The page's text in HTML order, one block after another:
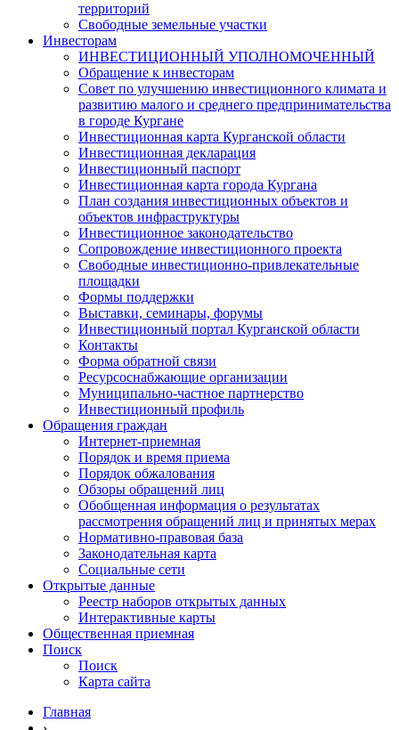
территорий
Свободные земельные участки
Инвесторам
ИНВЕСТИЦИОННЫЙ УПОЛНОМОЧЕННЫЙ
Обращение к инвесторам
Совет по улучшению инвестиционного климата и
развитию малого и среднего предпринимательства
в городе Кургане
Инвестиционная карта Курганской области
Инвестиционная декларация
Инвестиционный паспорт
Инвестиционная карта города Кургана
План создания инвестиционных объектов и
объектов инфраструктуры
Инвестиционное законодательство
Сопровождение инвестиционного проекта
Свободные инвестиционно-привлекательные
площадки
Формы поддержки
Выставки, семинары, форумы
Инвестиционный портал Курганской области
Контакты
Форма обратной связи
Ресурсоснабжающие организации
Муниципально-частное партнерство
Инвестиционный профиль
Обращения граждан
Интернет-приемная
Порядок и время приема
Порядок обжалования
Обзоры обращений лиц
Обобщенная информация о результатах
рассмотрения обращений лиц и принятых мерах
Нормативно-правовая база
Законодательная карта
Социальные сети
Открытые данные
Реестр наборов открытых данных
Интерактивные карты
Общественная приемная
Поиск
Поиск
Карта сайта
Главная